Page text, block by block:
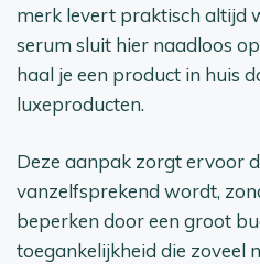
merk levert praktisch altijd
serum sluit hier naadloos
haal je een product in huis
luxeproducten.
Deze aanpak zorgt ervoor
vanzelfsprekend wordt,
beperken door een groot
toegankelijkheid die zoveel